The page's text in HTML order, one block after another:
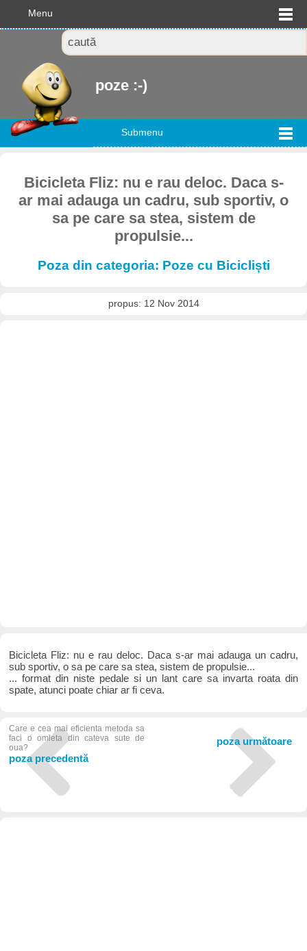
Menu
poze :-)
Submenu
Bicicleta Fliz: nu e rau deloc. Daca s-
ar mai adauga un cadru, sub sportiv, o
sa pe care sa stea, sistem de
propulsie...
Poza din categoria: Poze cu Bicicliști
propus: 12 Nov 2014
Bicicleta Fliz: nu e rau deloc. Daca s-ar mai adauga un cadru,
sub sportiv, o sa pe care sa stea, sistem de propulsie...
... format din niste pedale si un lant care sa invarta roata din
spate, atunci poate chiar ar fi ceva.
Care e cea mai eficienta metoda sa
faci o omleta din cateva sute de
oua?
poza precedentă
poza următoare